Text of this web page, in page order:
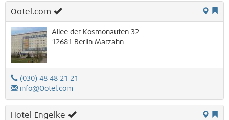
Ootel.com
Allee der Kosmonauten 32
12681 Berlin Marzahn
(030) 48 48 21 21
info@Ootel.com
Hotel Engelke